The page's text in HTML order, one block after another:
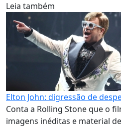
Leia também
Elton John: digressão de
Conta a Rolling Stone que o
imagens inéditas e material